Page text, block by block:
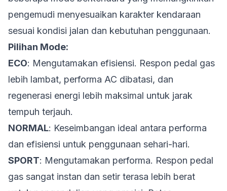
pengemudi menyesuaikan karakter kendaraan
sesuai kondisi jalan dan kebutuhan penggunaan.
Pilihan Mode:
ECO: Mengutamakan efisiensi. Respon pedal gas
lebih lambat, performa AC dibatasi, dan
regenerasi energi lebih maksimal untuk jarak
tempuh terjauh.
NORMAL: Keseimbangan ideal antara performa
dan efisiensi untuk penggunaan sehari-hari.
SPORT: Mengutamakan performa. Respon pedal
gas sangat instan dan setir terasa lebih berat